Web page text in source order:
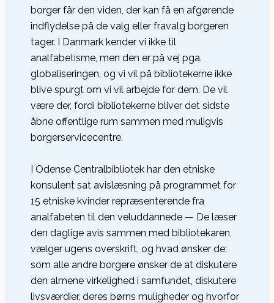
borger får den viden, der kan få en afgørende
indflydelse på de valg eller fravalg borgeren
tager. I Danmark kender vi ikke til
analfabetisme, men den er på vej pga.
globaliseringen, og vi vil på bibliotekerne ikke
blive spurgt om vi vil arbejde for dem. De vil
være der, fordi bibliotekerne bliver det sidste
åbne offentlige rum sammen med muligvis
borgerservicecentre.
I Odense Centralbibliotek har den etniske
konsulent sat avislæsning på programmet for
15 etniske kvinder repræsenterende fra
analfabeten til den veluddannede — De læser
den daglige avis sammen med bibliotekaren,
vælger ugens overskrift, og hvad ønsker de:
som alle andre borgere ønsker de at diskutere
den almene virkelighed i samfundet, diskutere
livsværdier, deres børns muligheder og hvorfor